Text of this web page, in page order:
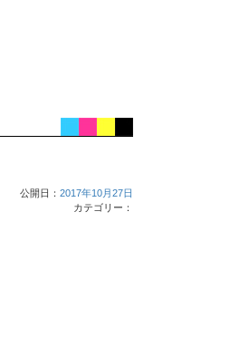
公開日： 2017年10月27日
カテゴリー：